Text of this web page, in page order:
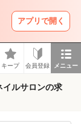
アプリで開く
キープ 会員登録 メニュー
イルサロンの求